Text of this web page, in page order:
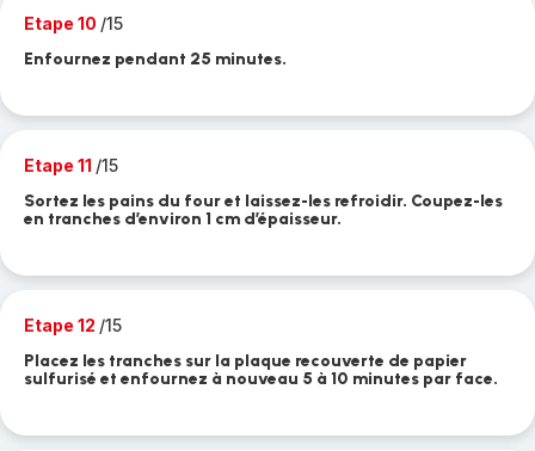
Etape 10 /15
Enfournez pendant 25 minutes.
Etape 11 /15
Sortez les pains du four et laissez-les refroidir. Coupez-les
en tranches d’environ 1 cm d’épaisseur.
Etape 12 /15
Placez les tranches sur la plaque recouverte de papier
sulfurisé et enfournez à nouveau 5 à 10 minutes par face.